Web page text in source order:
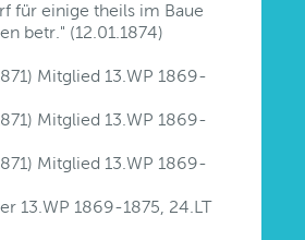
für einige theils im Baue
betr." (12.01.1874)
Mitglied 13.WP 1869-
Mitglied 13.WP 1869-
Mitglied 13.WP 1869-
13.WP 1869-1875, 24.LT